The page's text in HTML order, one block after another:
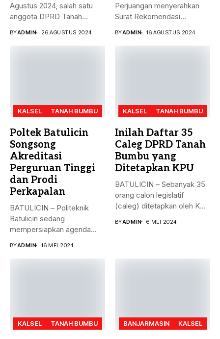
Agustus 2024, salah satu
anggota DPRD Tanah
BYADMIN 26 AGUSTUS 2024
Perjuangan menyerahkan
Surat Rekomendasi
BYADMIN 16 AGUSTUS 2024
KALSEL TANAH BUMBU
Poltek Batulicin
Songsong
Akreditasi
Perguruan Tinggi
dan Prodi
Perkapalan
BATULICIN – Politeknik
Batulicin sedang
mempersiapkan agenda
BYADMIN 16 MEI 2024
KALSEL TANAH BUMBU
Inilah Daftar 35
Caleg DPRD Tanah
Bumbu yang
Ditetapkan KPU
BATULICIN – Sebanyak 35
orang calon legislatif
(caleg) ditetapkan oleh KPU
BYADMIN 6 MEI 2024
KALSEL TANAH BUMBU BANJARMASIN KALSEL